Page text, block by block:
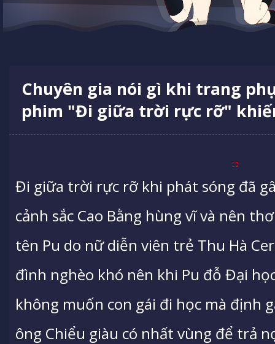
Chuyên gia nói gì khi trang
phim "Đi giữa trời rực rỡ"
Đi giữa trời rực rỡ khi phát sóng đã
cảnh sắc Cao Bằng hùng vĩ và nên
tên Pu do nữ diễn viên trẻ Thu Hà
đình nghèo khó nên khi Pu đỗ Đại
không muốn con gái đi học mà định
ông Chiểu giàu có nhất vùng để trả